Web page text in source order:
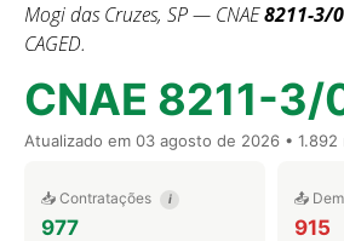
Mogi das Cruzes, SP — CNAE8211-3/
CAGED.
CNAE 8211-3/
Atualizado em 03 agosto de 2026 •
📥 Contratações i
977
📤
915